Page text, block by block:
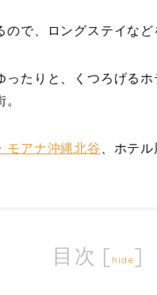
で、ロングステイなど
たりと、くつろげる
モアナ沖縄北谷
、ホテ
目次 [ hide]